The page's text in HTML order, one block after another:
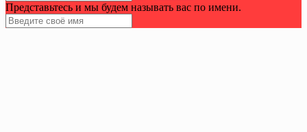
Представьтесь и мы будем называть вас по имени.